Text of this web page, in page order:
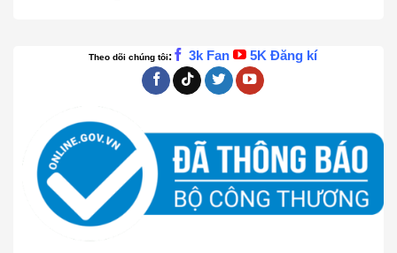
Theo dõi chúng tôi: 3k Fan 5K Đăng kí